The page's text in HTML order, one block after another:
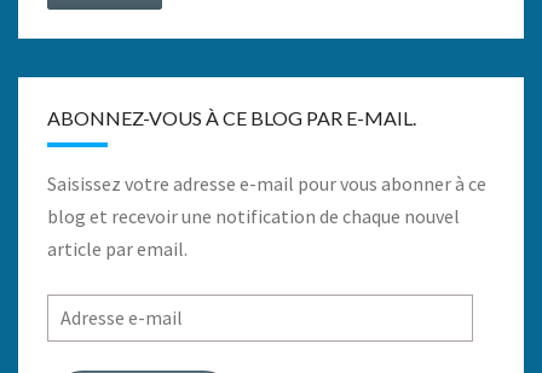
ABONNEZ-VOUS À CE BLOG PAR E-MAIL.
Saisissez votre adresse e-mail pour vous abonner à ce
blog et recevoir une notification de chaque nouvel
article par email.
Adresse
e-